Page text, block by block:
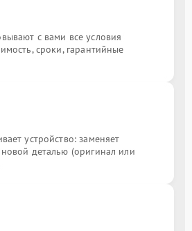
с вами все условия
сроки, гарантийные
устройство: заменяет
деталью (оригинал или